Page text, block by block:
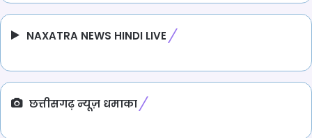
NAXATRA NEWS HINDI LIVE
छत्तीसगढ़ न्यूज़ धमाका